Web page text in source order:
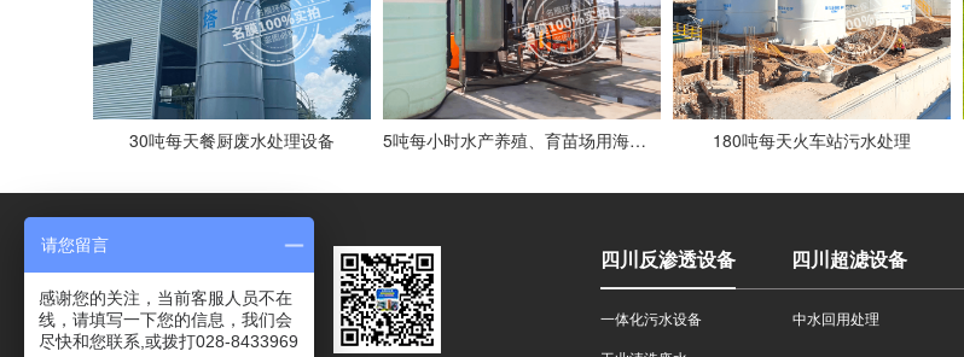
30吨每天餐厨废水处理设备 5吨每小时水产养殖、育苗场用海水浓缩设备客户现场 180吨每天火车站污水处理
四川反渗透设备 四川超滤设备
一体化污水设备 中水回用处理
请您留言
感谢您的关注，当前客服人员不在
线，请填写一下您的信息，我们会
尽快和您联系,或拨打028-8433969